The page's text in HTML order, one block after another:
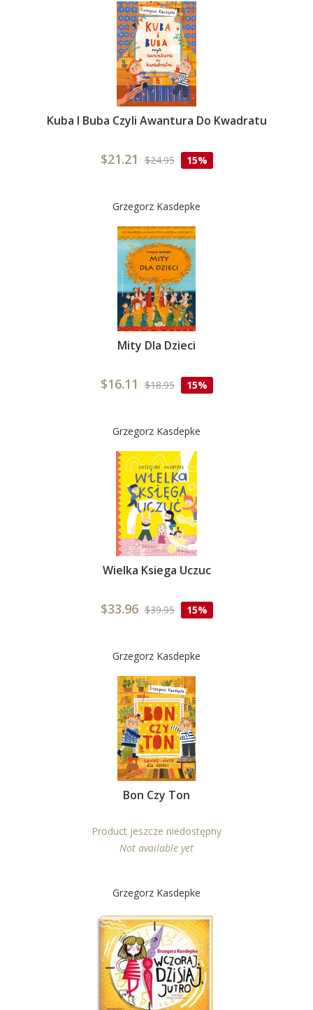
Kuba I Buba Czyli Awantura Do Kwadratu
$21.21 $24.95 15%
Grzegorz Kasdepke
Mity Dla Dzieci
$16.11 $18.95 15%
Grzegorz Kasdepke
Wielka Ksiega Uczuc
$33.96 $39.95 15%
Grzegorz Kasdepke
Bon Czy Ton
Product jeszcze niedostępny
Not available yet
Grzegorz Kasdepke